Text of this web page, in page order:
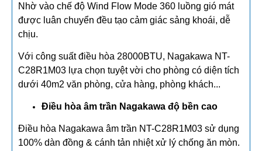
Nhờ vào chế độ Wind Flow Mode 360 luồng gió mát
được luân chuyển đều tạo cảm giác sảng khoái, dễ
chịu.
Với công suất điều hòa 28000BTU, Nagakawa NT-
C28R1M03 lựa chọn tuyệt vời cho phòng có diện tích
dưới 40m2 văn phòng, cửa hàng, phòng khách...
Điều hòa âm trần Nagakawa độ bền cao
Điều hòa Nagakawa âm trần NT-C28R1M03 sử dụng
100% dàn đồng & cánh tản nhiệt xử lý chống ăn mòn.